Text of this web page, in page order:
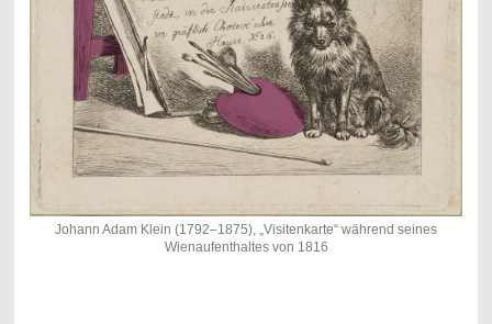
Johann Adam Klein (1792–1875), „Visitenkarte“ während seines
Wienaufenthaltes von 1816